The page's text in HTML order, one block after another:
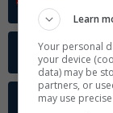
Serie A
Premier
Learn
Your personal
your device
data) may be
partners, or
may use